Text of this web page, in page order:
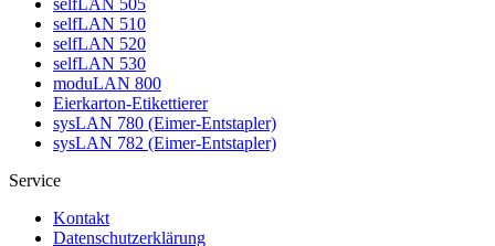
selfLAN 505
selfLAN 510
selfLAN 520
selfLAN 530
moduLAN 800
Eierkarton-Etikettierer
sysLAN 780 (Eimer-Entstapler)
sysLAN 782 (Eimer-Entstapler)
Service
Kontakt
Datenschutzerklärung